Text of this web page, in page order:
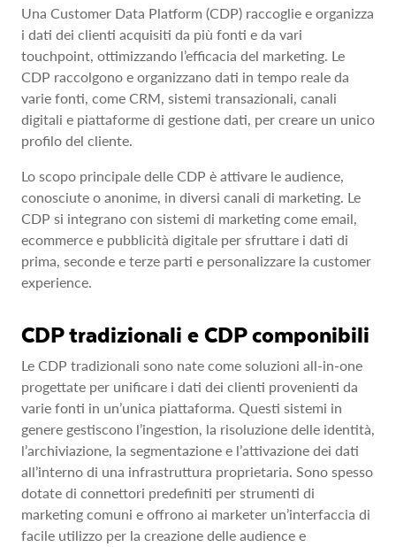
Una Customer Data Platform (CDP) raccoglie e organizza
i dati dei clienti acquisiti da più fonti e da vari
touchpoint, ottimizzando l’efficacia del marketing. Le
CDP raccolgono e organizzano dati in tempo reale da
varie fonti, come CRM, sistemi transazionali, canali
digitali e piattaforme di gestione dati, per creare un unico
profilo del cliente.
Lo scopo principale delle CDP è attivare le audience,
conosciute o anonime, in diversi canali di marketing. Le
CDP si integrano con sistemi di marketing come email,
ecommerce e pubblicità digitale per sfruttare i dati di
prima, seconde e terze parti e personalizzare la customer
experience.
CDP tradizionali e CDP componibili
Le CDP tradizionali sono nate come soluzioni all-in-one
progettate per unificare i dati dei clienti provenienti da
varie fonti in un’unica piattaforma. Questi sistemi in
genere gestiscono l’ingestion, la risoluzione delle identità,
l’archiviazione, la segmentazione e l’attivazione dei dati
all’interno di una infrastruttura proprietaria. Sono spesso
dotate di connettori predefiniti per strumenti di
marketing comuni e offrono ai marketer un’interfaccia di
facile utilizzo per la creazione delle audience e